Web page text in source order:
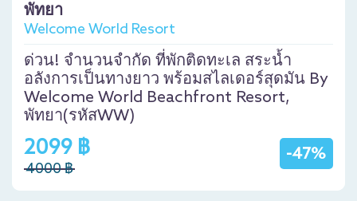
พัทยา
Welcome World Resort
ด่วน! จำนวนจำกัด ที่พักติดทะเล สระน้ำ
อลังการเป็นทางยาว พร้อมสไลเดอร์สุดมัน By
Welcome World Beachfront Resort,
พัทยา(รหัสWW)
-47%
2099 ฿
4000 ฿